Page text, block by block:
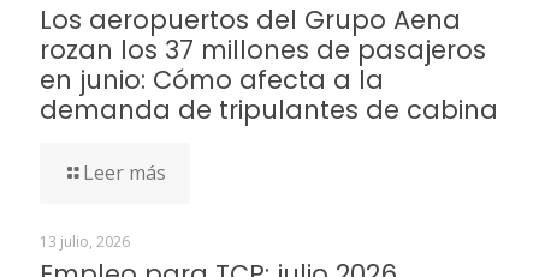
Los aeropuertos del Grupo Aena
rozan los 37 millones de pasajeros
en junio: Cómo afecta a la
demanda de tripulantes de cabina
Leer más
13 julio, 2026